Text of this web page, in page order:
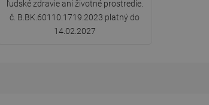
ľudské zdravie ani životné prostredie.
č. B.BK.60110.1719.2023 platný do
14.02.2027